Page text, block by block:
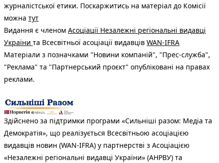
журналістської етики. Поскаржитись на матеріал до Комісії
можна тут
Видання є членом Асоціації Незалежні регіональні видавці
України та Всесвітньої асоціації видавців WAN-IFRA
Матеріали з позначками "Новини компаній", "Прес-служба",
"Реклама" та "Партнерський проєкт" опубліковані на правах
реклами.
Здійснено за підтримки програми «Сильніші разом: Медіа та
Демократія», що реалізується Всесвітньою асоціацією
видавців новин (WAN-IFRA) у партнерстві з Асоціацією
«Незалежні регіональні видавці України» (АНРВУ) та